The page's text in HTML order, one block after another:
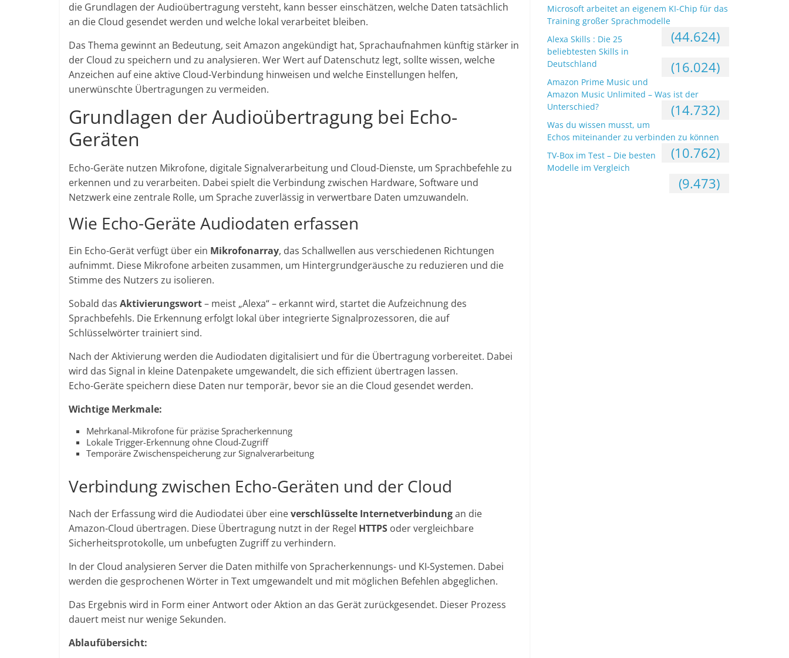
die Grundlagen der Audioübertragung versteht, kann besser einschätzen, welche Daten tatsächlich
an die Cloud gesendet werden und welche lokal verarbeitet bleiben.
Das Thema gewinnt an Bedeutung, seit Amazon angekündigt hat, Sprachaufnahmen künftig stärker in
der Cloud zu speichern und zu analysieren. Wer Wert auf Datenschutz legt, sollte wissen, welche
Anzeichen auf eine aktive Cloud-Verbindung hinweisen und welche Einstellungen helfen,
unerwünschte Übertragungen zu vermeiden.
Grundlagen der Audioübertragung bei Echo-
Geräten
Echo-Geräte nutzen Mikrofone, digitale Signalverarbeitung und Cloud-Dienste, um Sprachbefehle zu
erkennen und zu verarbeiten. Dabei spielt die Verbindung zwischen Hardware, Software und
Netzwerk eine zentrale Rolle, um Sprache zuverlässig in verwertbare Daten umzuwandeln.
Wie Echo-Geräte Audiodaten erfassen
Ein Echo-Gerät verfügt über ein Mikrofonarray, das Schallwellen aus verschiedenen Richtungen
aufnimmt. Diese Mikrofone arbeiten zusammen, um Hintergrundgeräusche zu reduzieren und die
Stimme des Nutzers zu isolieren.
Sobald das Aktivierungswort– meist „Alexa“ – erkannt wird, startet die Aufzeichnung des
Sprachbefehls. Die Erkennung erfolgt lokal über integrierte Signalprozessoren, die auf
Schlüsselwörter trainiert sind.
Nach der Aktivierung werden die Audiodaten digitalisiert und für die Übertragung vorbereitet. Dabei
wird das Signal in kleine Datenpakete umgewandelt, die sich effizient übertragen lassen.
Echo-Geräte speichern diese Daten nur temporär, bevor sie an die Cloud gesendet werden.
Wichtige Merkmale:
Mehrkanal-Mikrofone für präzise Spracherkennung
Lokale Trigger-Erkennung ohne Cloud-Zugriff
Temporäre Zwischenspeicherung zur Signalverarbeitung
Verbindung zwischen Echo-Geräten und der Cloud
Nach der Erfassung wird die Audiodatei über eineverschlüsselte Internetverbindungan die
Amazon-Cloud übertragen. Diese Übertragung nutzt in der Regel HTTPS oder vergleichbare
Sicherheitsprotokolle, um unbefugten Zugriff zu verhindern.
In der Cloud analysieren Server die Daten mithilfe von Spracherkennungs- und KI-Systemen. Dabei
werden die gesprochenen Wörter in Text umgewandelt und mit möglichen Befehlen abgeglichen.
Das Ergebnis wird in Form einer Antwort oder Aktion an das Gerät zurückgesendet. Dieser Prozess
dauert meist nur wenige Sekunden.
Ablaufübersicht:
Microsoft arbeitet an eigenem KI-Chip für das
Training großer Sprachmodelle
(44.624)
Alexa Skills : Die 25
beliebtesten Skills in
Deutschland
(16.024)
Amazon Prime Music und
Amazon Music Unlimited – Was ist der
Unterschied?
(14.732)
Was du wissen musst, um
Echos miteinander zu verbinden zu können
(10.762)
TV-Box im Test – Die besten
Modelle im Vergleich
(9.473)